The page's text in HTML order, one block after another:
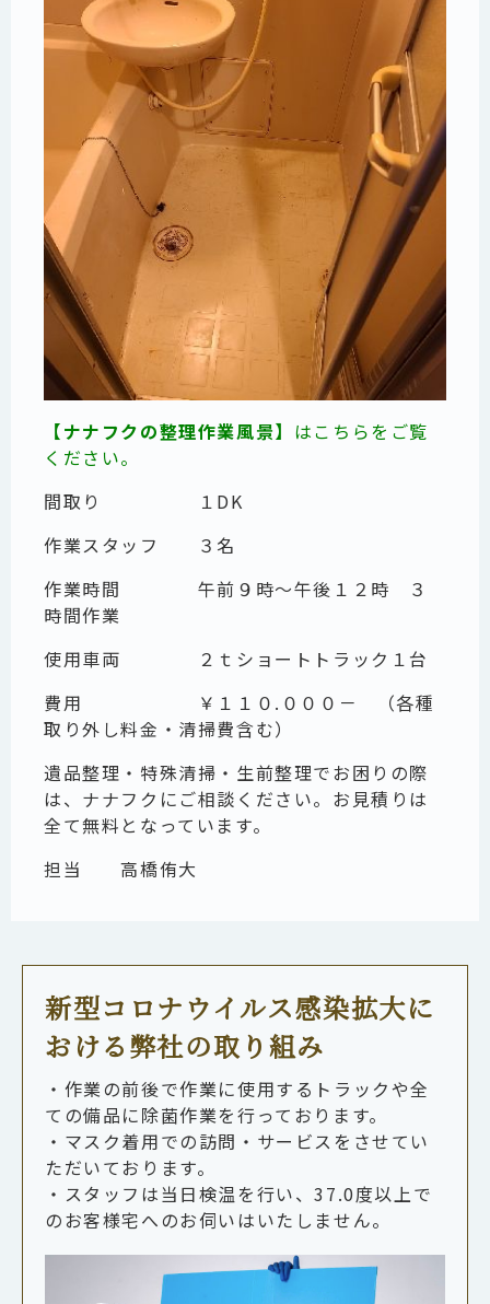
【ナナフクの整理作業風景】 はこちらをご覧
ください。
間取り １DK
作業スタッフ ３名
作業時間 午前９時～午後１２時 ３
時間作業
使用車両 ２ｔショートトラック１台
費用 ￥１１０.０００－ （各種
取り外し料金・清掃費含む）
遺品整理・特殊清掃・生前整理でお困りの際
は、ナナフクにご相談ください。お見積りは
全て無料となっています。
担当 高橋侑大
新型コロナウイルス感染拡大に
おける弊社の取り組み
・作業の前後で作業に使用するトラックや全
ての備品に除菌作業を行っております。
・マスク着用での訪問・サービスをさせてい
ただいております。
・スタッフは当日検温を行い、37.0度以上で
のお客様宅へのお伺いはいたしません。